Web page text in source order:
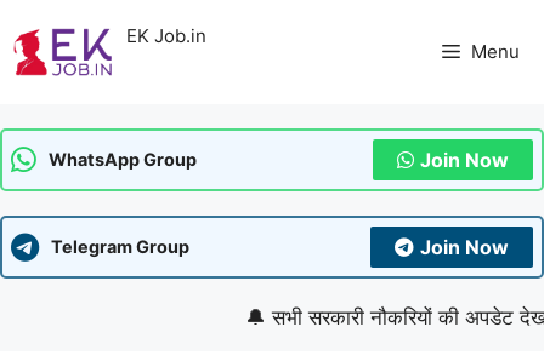
to
content
EK Job.in
Menu
WhatsApp Group Join Now
Telegram Group Join Now
🔔 सभी सरकारी नौकरियों की अपडेट